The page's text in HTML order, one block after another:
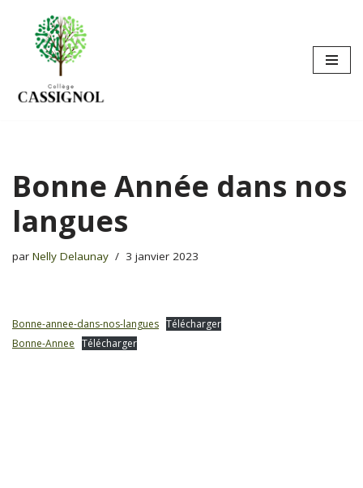
Aller
contenu
Bonne Année dans nos
langues
par Nelly Delaunay 3 janvier 2023
Bonne-annee-dans-nos-langues Télécharger
Bonne-Annee Télécharger